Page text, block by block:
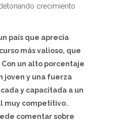
crecimiento
país que aprecia
más valioso, que
Con un alto porcentaje
joven y una fuerza
y capacitada a un
muy competitivo.
comentar sobre